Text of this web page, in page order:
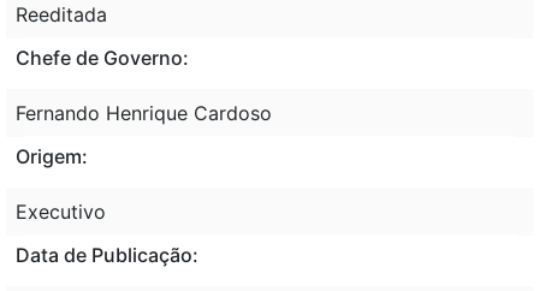
Reeditada
Chefe de Governo:
Fernando Henrique Cardoso
Origem:
Executivo
Data de Publicação: